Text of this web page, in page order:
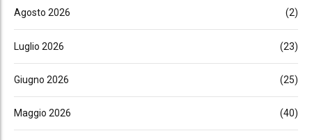
Agosto 2026 (2)
Luglio 2026 (23)
Giugno 2026 (25)
Maggio 2026 (40)